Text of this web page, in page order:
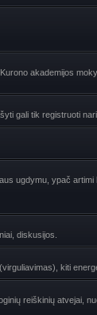
akademijos
gali tik registruoti
ugdymu, ypač
diskusijos.
kiti
reiškinių atvejai,